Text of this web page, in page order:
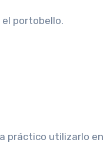
portobello.
práctico utilizarlo en